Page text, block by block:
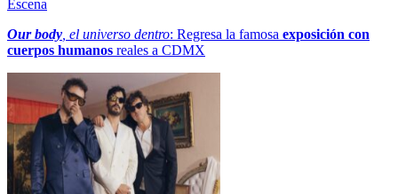
Escena
Our body , el universo dentro: Regresa la famosa exposición con
cuerpos humanos reales a CDMX